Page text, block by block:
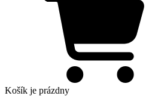
Košík je prázdny